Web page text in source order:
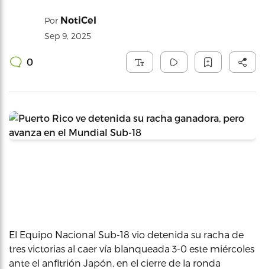
Por NotiCel
Sep 9, 2025
0
El Equipo Nacional Sub-18 vio detenida su racha de
tres victorias al caer vía blanqueada 3-0 este miércoles
ante el anfitrión Japón, en el cierre de la ronda